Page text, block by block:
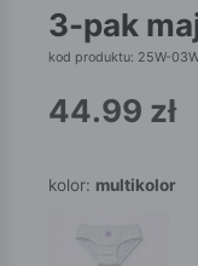
3-pak
kod produktu: 25W-
44.99 zł
kolor: multikolor